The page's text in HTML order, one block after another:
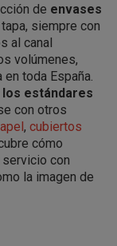
de envases
siempre con
al canal
volúmenes,
toda España.
estándares
con otros
, cubiertos
cómo
con
la imagen de